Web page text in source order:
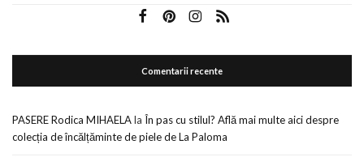
Comentarii recente
PASERE Rodica MIHAELAla În pas cu stilul? Află mai multe aici despre
colecția de încălțăminte de piele de La Paloma